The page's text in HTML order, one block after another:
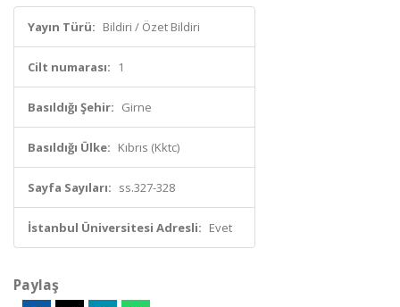
Yayın Türü: Bildiri / Özet Bildiri
Cilt numarası: 1
Basıldığı Şehir: Girne
Basıldığı Ülke: Kıbrıs (Kktc)
Sayfa Sayıları: ss.327-328
İstanbul Üniversitesi Adresli: Evet
Paylaş